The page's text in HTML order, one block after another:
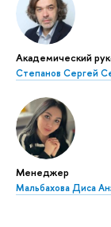
Академический
Степанов Сергей
Менеджер
Мальбахова Диса